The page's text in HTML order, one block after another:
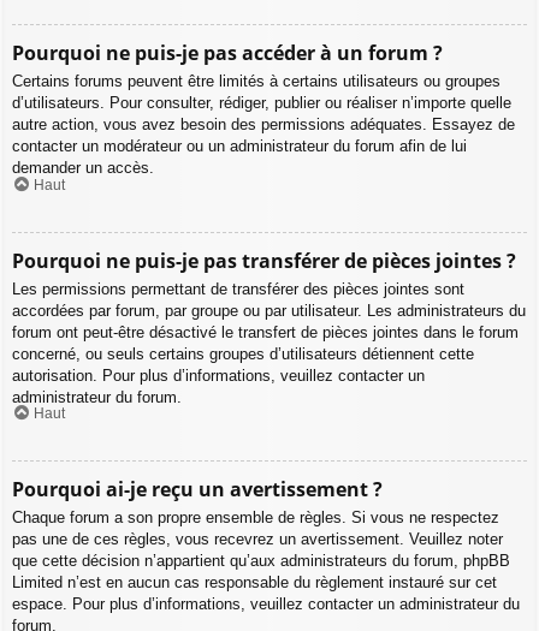
Pourquoi ne puis-je pas accéder à un forum ?
Certains forums peuvent être limités à certains utilisateurs ou groupes
d’utilisateurs. Pour consulter, rédiger, publier ou réaliser n’importe quelle
autre action, vous avez besoin des permissions adéquates. Essayez de
contacter un modérateur ou un administrateur du forum afin de lui
demander un accès.
Haut
Pourquoi ne puis-je pas transférer de pièces jointes ?
Les permissions permettant de transférer des pièces jointes sont
accordées par forum, par groupe ou par utilisateur. Les administrateurs du
forum ont peut-être désactivé le transfert de pièces jointes dans le forum
concerné, ou seuls certains groupes d’utilisateurs détiennent cette
autorisation. Pour plus d’informations, veuillez contacter un
administrateur du forum.
Haut
Pourquoi ai-je reçu un avertissement ?
Chaque forum a son propre ensemble de règles. Si vous ne respectez
pas une de ces règles, vous recevrez un avertissement. Veuillez noter
que cette décision n’appartient qu’aux administrateurs du forum, phpBB
Limited n’est en aucun cas responsable du règlement instauré sur cet
espace. Pour plus d’informations, veuillez contacter un administrateur du
forum.